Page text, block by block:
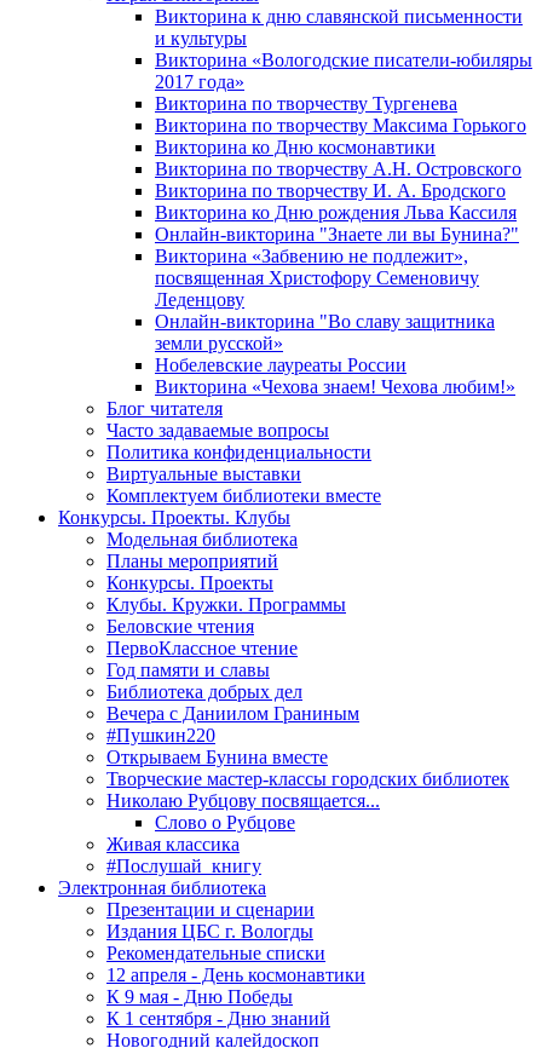
Викторина к дню славянской письменности
и культуры
Викторина «Вологодские писатели-юбиляры
2017 года»
Викторина по творчеству Тургенева
Викторина по творчеству Максима Горького
Викторина ко Дню космонавтики
Викторина по творчеству А.Н. Островского
Викторина по творчеству И. А. Бродского
Викторина ко Дню рождения Льва Кассиля
Онлайн-викторина "Знаете ли вы Бунина?"
Викторина «Забвению не подлежит»,
посвященная Христофору Семеновичу
Леденцову
Онлайн-викторина "Во славу защитника
земли русской»
Нобелевские лауреаты России
Викторина «Чехова знаем! Чехова любим!»
Блог читателя
Часто задаваемые вопросы
Политика конфиденциальности
Виртуальные выставки
Комплектуем библиотеки вместе
Конкурсы. Проекты. Клубы
Модельная библиотека
Планы мероприятий
Конкурсы. Проекты
Клубы. Кружки. Программы
Беловские чтения
ПервоКлассное чтение
Год памяти и славы
Библиотека добрых дел
Вечера с Даниилом Граниным
#Пушкин220
Открываем Бунина вместе
Творческие мастер-классы городских библиотек
Николаю Рубцову посвящается...
Слово о Рубцове
Живая классика
#Послушай_книгу
Электронная библиотека
Презентации и сценарии
Издания ЦБС г. Вологды
Рекомендательные списки
12 апреля - День космонавтики
К 9 мая - Дню Победы
К 1 сентября - Дню знаний
Новогодний калейдоскоп